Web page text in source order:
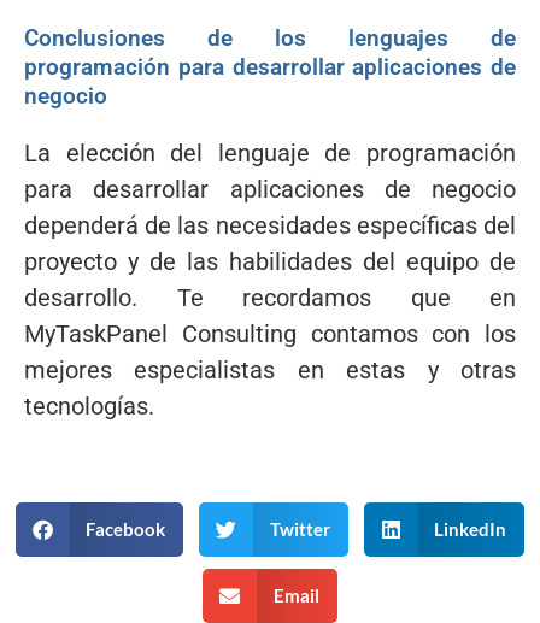
Conclusiones de los lenguajes de
programación para desarrollar aplicaciones de
negocio
La elección del lenguaje de programación
para desarrollar aplicaciones de negocio
dependerá de las necesidades específicas del
proyecto y de las habilidades del equipo de
desarrollo. Te recordamos que en
MyTaskPanel Consulting contamos con los
mejores especialistas en estas y otras
tecnologías.
Facebook Twitter LinkedIn
Email